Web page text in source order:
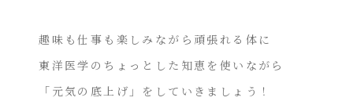
趣味も仕事も楽しみながら頑張れる体に
東洋医学のちょっとした知恵を使いながら
「元気の底上げ」をしていきましょう！